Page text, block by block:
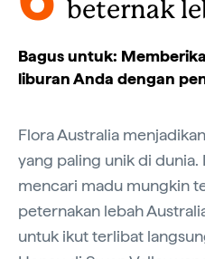
beternak
Bagus untuk:
liburan Anda dengan
Flora Australia
yang paling unik di
mencari madu mungkin
peternakan lebah
untuk ikut terlibat